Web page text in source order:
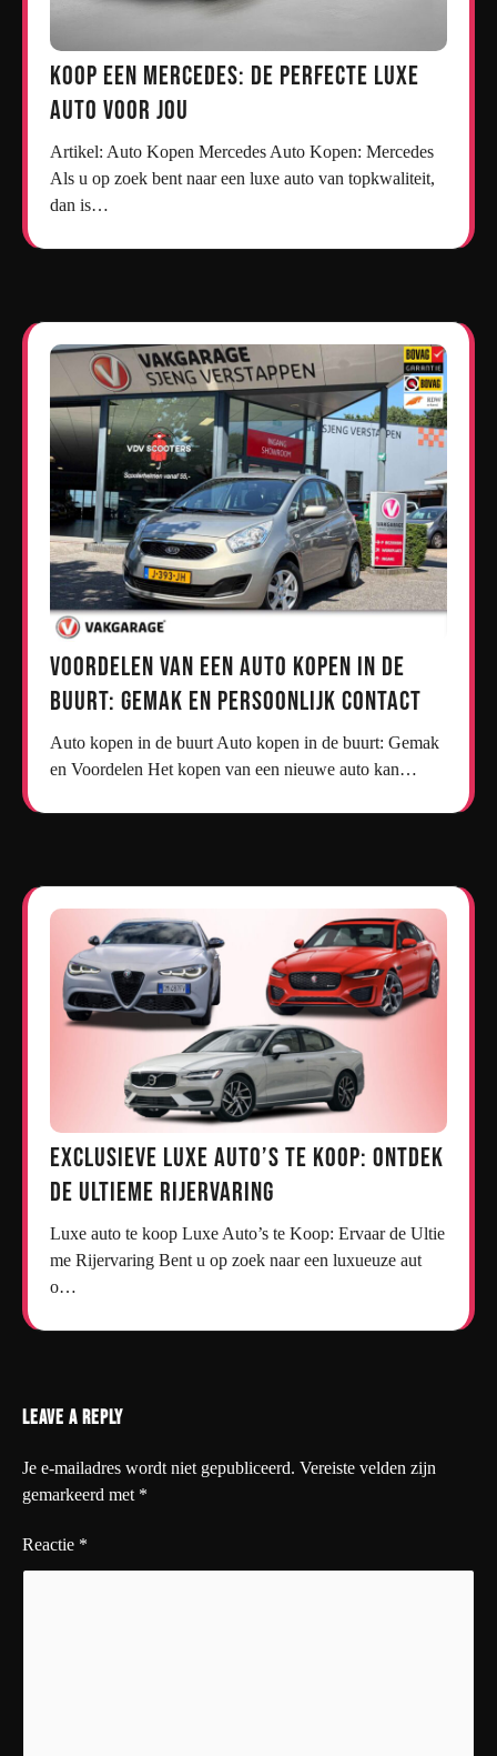
Koop een Mercedes: De Perfecte Luxe
Auto voor Jou
Artikel: Auto Kopen Mercedes Auto Kopen: Mercedes
Als u op zoek bent naar een luxe auto van topkwaliteit,
dan is…
Voordelen van een Auto Kopen in de
Buurt: Gemak en Persoonlijk Contact
Auto kopen in de buurt Auto kopen in de buurt: Gemak
en Voordelen Het kopen van een nieuwe auto kan…
Exclusieve Luxe Auto’s te Koop: Ontdek
de Ultieme Rijervaring
Luxe auto te koop Luxe Auto’s te Koop: Ervaar de Ultie
me Rijervaring Bent u op zoek naar een luxueuze aut
o…
Leave a Reply
Je e-mailadres wordt niet gepubliceerd. Vereiste velden zijn
gemarkeerd met *
Reactie *